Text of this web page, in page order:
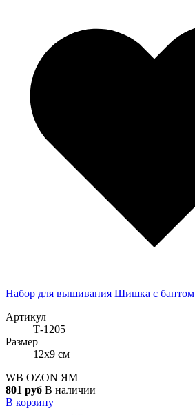
Набор для вышивания Шишка с бантом
Артикул
Т-1205
Размер
12x9 см
WB OZON ЯМ
801 руб В наличии
В корзину